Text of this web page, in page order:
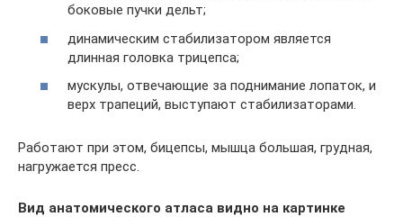
боковые пучки дельт;
динамическим стабилизатором является
длинная головка трицепса;
мускулы, отвечающие за поднимание лопаток, и
верх трапеций, выступают стабилизаторами.
Работают при этом, бицепсы, мышца большая, грудная,
нагружается пресс.
Вид анатомического атласа видно на картинке